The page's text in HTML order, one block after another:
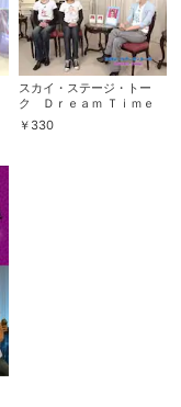
スカイ・ステージ・トー
ク Ｄｒｅａｍ Ｔｉｍｅ
「涼紫央・夢乃聖夏・紅ゆ
ずる」
￥ 330